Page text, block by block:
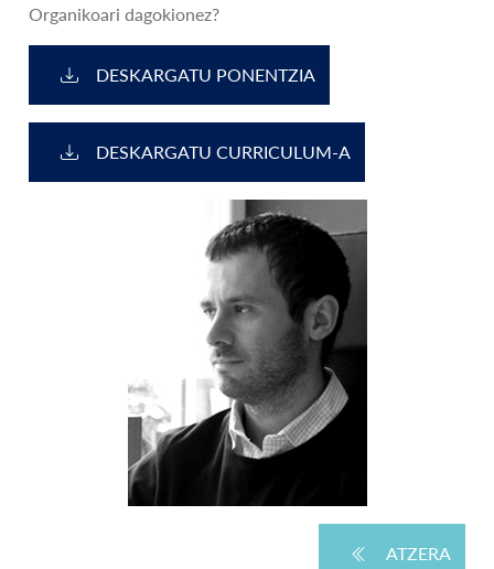
Organikoari dagokionez?
DESKARGATU PONENTZIA
DESKARGATU CURRICULUM-A
ATZERA